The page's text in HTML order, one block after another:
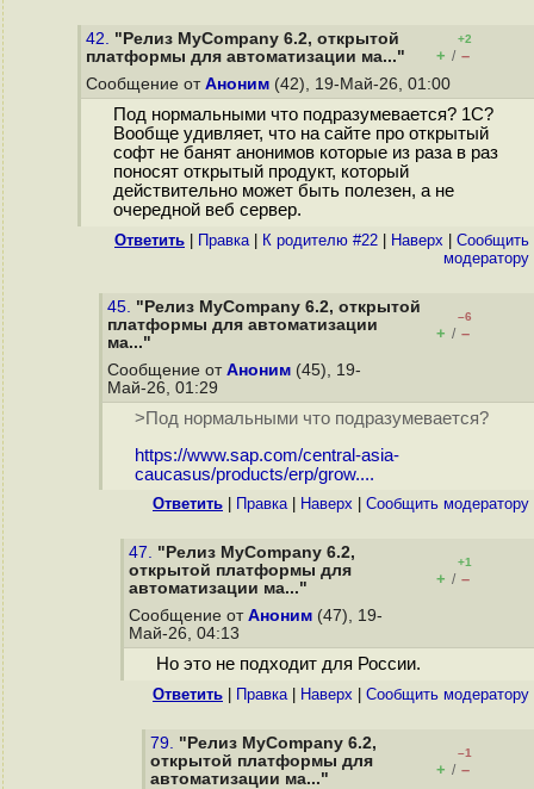
42. "Релиз MyCompany 6.2, открытой
платформы для автоматизации ма..."
+2
+ / –
Сообщение от Аноним (42), 19-Май-26, 01:00
Под нормальными что подразумевается? 1С?
Вообще удивляет, что на сайте про открытый
софт не банят анонимов которые из раза в раз
поносят открытый продукт, который
действительно может быть полезен, а не
очередной веб сервер.
Ответить Правка| К родителю #22 Наверх
Cообщить
модератору
45. "Релиз MyCompany 6.2, открытой
платформы для автоматизации
ма..."
–6
+ / –
Сообщение от Аноним (45), 19-
Май-26, 01:29
>Под нормальными что подразумевается?
https://www.sap.com/central-asia-
caucasus/products/erp/grow....
Ответить Правка| Наверх Cообщить модератору
47. "Релиз MyCompany 6.2,
открытой платформы для
автоматизации ма..."
+1
+ / –
Сообщение от Аноним (47), 19-
Май-26, 04:13
Но это не подходит для России.
Ответить Правка| Наверх Cообщить модератору
79. "Релиз MyCompany 6.2,
открытой платформы для
автоматизации ма..."
–1
+ / –